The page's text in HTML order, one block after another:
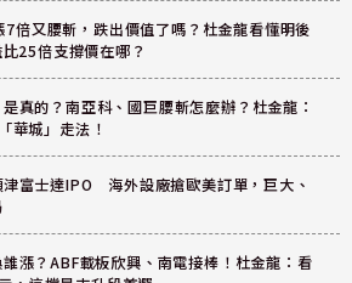
倍又腰斬，跌出價值了嗎？杜金龍看懂明後
25倍支撐價在哪？
是真的？南亞科、國巨腰斬怎麼辦？杜金龍：
華城」走法！
富士達IPO 海外設廠搶歐美訂單，巨大、
漲？ABF載板欣興、南電接棒！杜金龍：看